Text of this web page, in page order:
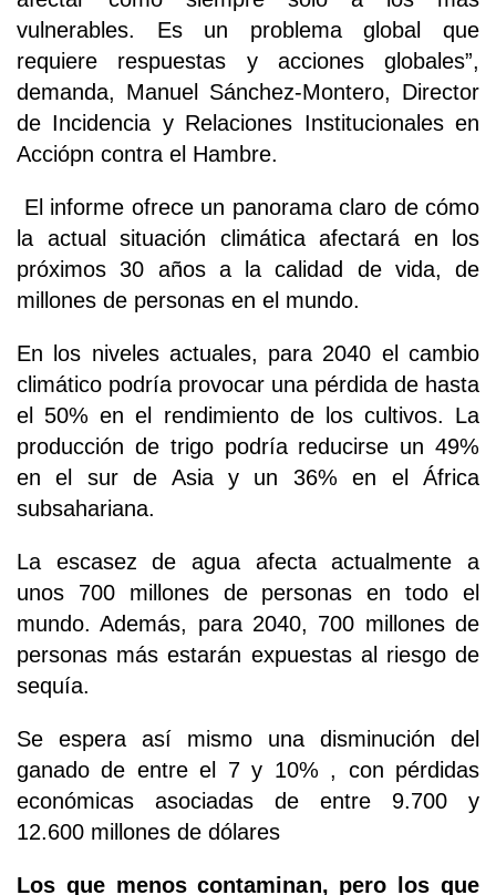
vulnerables. Es un problema global que
requiere respuestas y acciones globales”,
demanda, Manuel Sánchez-Montero, Director
de Incidencia y Relaciones Institucionales en
Acciópn contra el Hambre.
El informe ofrece un panorama claro de cómo
la actual situación climática afectará en los
próximos 30 años a la calidad de vida, de
millones de personas en el mundo.
En los niveles actuales, para 2040 el cambio
climático podría provocar una pérdida de hasta
el 50% en el rendimiento de los cultivos. La
producción de trigo podría reducirse un 49%
en el sur de Asia y un 36% en el África
subsahariana.
La escasez de agua afecta actualmente a
unos 700 millones de personas en todo el
mundo. Además, para 2040, 700 millones de
personas más estarán expuestas al riesgo de
sequía.
Se espera así mismo una disminución del
ganado de entre el 7 y 10% , con pérdidas
económicas asociadas de entre 9.700 y
12.600 millones de dólares
Los que menos contaminan, pero los que